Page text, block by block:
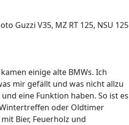
Guzzi V35, MZ RT 125, NSU 125
einige alte BMWs. Ich
mir gefällt und was nicht allzu
eine Funktion haben. So ist es
oder Oldtimer
Bier, Feuerholz und